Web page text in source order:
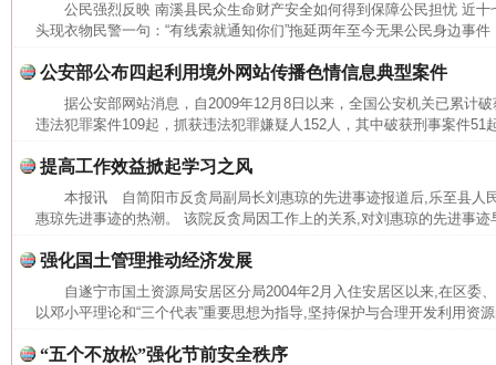
公民强烈反映 南溪县民众生命财产安全如何得到保障公民担忧 近
头现衣物民警一句：“有线索就通知你们”拖延两年至今无果公民身边事
公安部公布四起利用境外网站传播色情信息典型案件
据公安部网站消息，自2009年12月8日以来，全国公安机关已累计
违法犯罪案件109起，抓获违法犯罪嫌疑人152人，其中破获刑事案件51
提高工作效益掀起学习之风
本报讯 自简阳市反贪局副局长刘惠琼的先进事迹报道后,乐至县人
惠琼先进事迹的热潮。 该院反贪局因工作上的关系,对刘惠琼的先进事迹
强化国土管理推动经济发展
自遂宁市国土资源局安居区分局2004年2月入住安居区以来,在区委
以邓小平理论和“三个代表”重要思想为指导,坚持保护与合理开发利用资
“五个不放松”强化节前安全秩序